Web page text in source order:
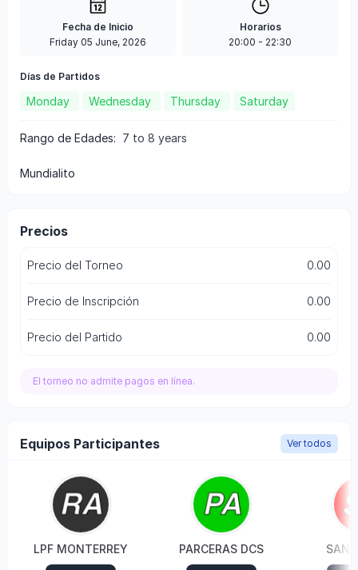
Fecha de Inicio
Friday 05 June, 2026
Horarios
20:00 - 22:30
Días de Partidos
Monday Wednesday Thursday Saturday
Rango de Edades: 7 to 8 years
mundialito
Precios
Precio del Torneo 0.00
Precio de Inscripción 0.00
Precio del Partido 0.00
El torneo no admite pagos en línea.
Equipos Participantes Ver todos
LPF MONTERREY PARCERAS DCS